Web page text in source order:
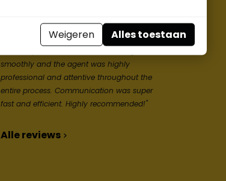
Op basis van105 reviews
smoothly and the agent was highly
professional and attentive throughout the
entire process. Communication was super
fast and efficient. Highly recommended!"
Alle reviews
Weigeren Alles toestaan